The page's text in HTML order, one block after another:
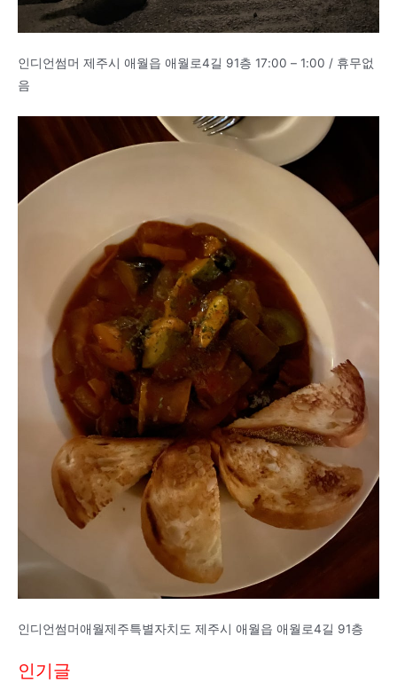
인디언썸머 제주시 애월읍 애월로4길 91층 17:00 – 1:00 / 휴무없
음
인디언썸머애월제주특별자치도 제주시 애월읍 애월로4길 91층
인기글